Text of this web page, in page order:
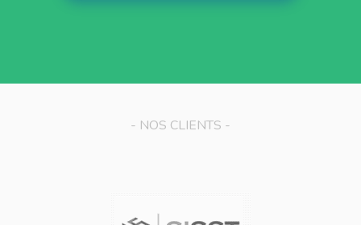
- NOS CLIENTS -